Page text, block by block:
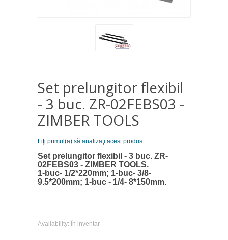
Set prelungitor flexibil
- 3 buc. ZR-02FEBS03 -
ZIMBER TOOLS
Fiţi primul(a) să analizaţi acest produs
Set prelungitor flexibil - 3 buc. ZR-
02FEBS03 - ZIMBER TOOLS.
1-buc- 1/2*220mm; 1-buc- 3/8-
9.5*200mm; 1-buc - 1/4- 8*150mm.
Availability: În inventar